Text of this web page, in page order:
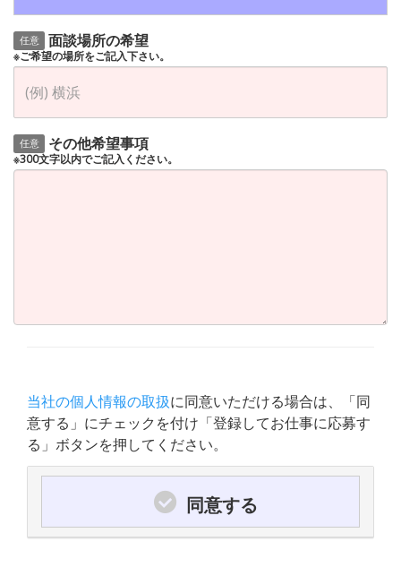
任意 面談場所の希望
※ご希望の場所をご記入下さい。
任意 その他希望事項
※300文字以内でご記入ください。
当社の個人情報の取扱に同意いただける場合は、「同
意する」にチェックを付け「登録してお仕事に応募す
る」ボタンを押してください。
同意する